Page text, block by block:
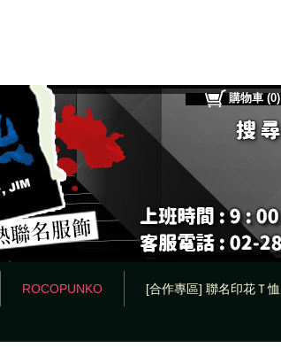
ROCOPUNKO [合作專區] 聯名印花Ｔ恤
購物車 (0)